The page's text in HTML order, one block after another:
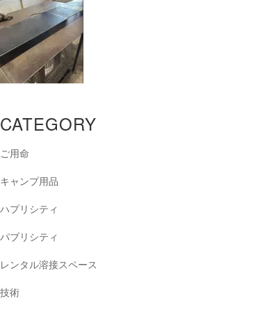
CATEGORY
ご用命
キャンプ用品
ハプリシティ
パブリシティ
レンタル溶接スペース
技術